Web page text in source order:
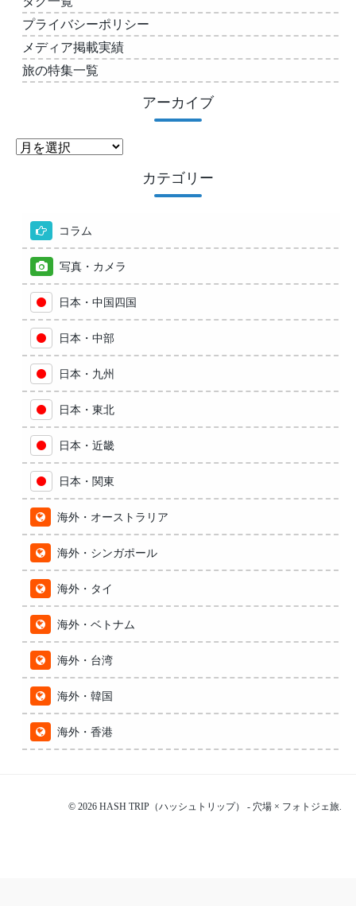
プライバシーポリシー
メディア掲載実績
旅の特集一覧
アーカイブ
ア
カテゴリー
コラム
写真・カメラ
日本・中国四国
日本・中部
日本・九州
日本・東北
日本・近畿
日本・関東
海外・オーストラリア
海外・シンガポール
海外・タイ
海外・ベトナム
海外・台湾
海外・韓国
海外・香港
© 2026 HASH TRIP（ハッシュトリップ） - 穴場 × フォトジェ旅.